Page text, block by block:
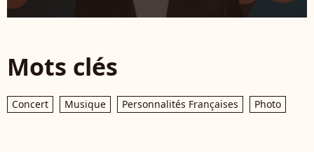
Mots clés
Concert Musique Personnalités Françaises Photo